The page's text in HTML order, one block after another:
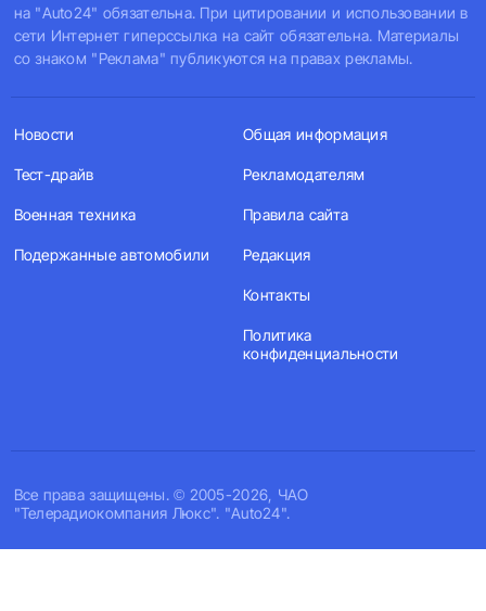
на "Auto24" обязательна. При цитировании и использовании в
сети Интернет гиперссылка на сайт обязательна. Материалы
со знаком "Реклама" публикуются на правах рекламы.
Все права защищены. © 2005-2026, ЧАО
"Телерадиокомпания Люкс". "Auto24".
Новости
Тест-драйв
Военная техника
Подержанные автомобили
Общая информация
Рекламодателям
Правила сайта
Редакция
Контакты
Политика
конфиденциальности